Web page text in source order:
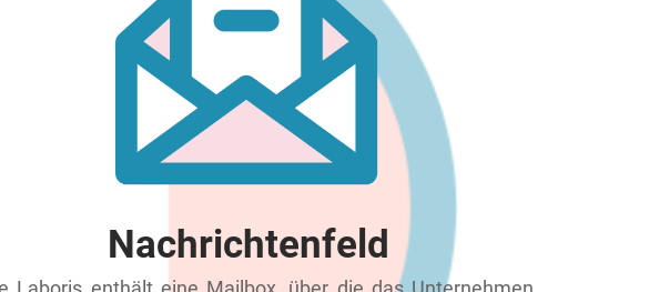
Nachrichtenfeld